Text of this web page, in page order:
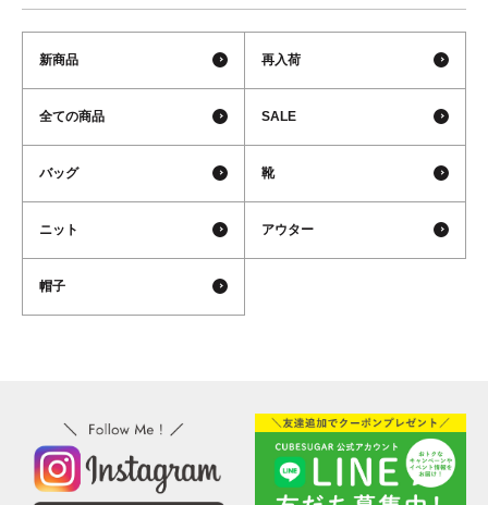
新商品 再入荷
全ての商品 SALE
バッグ 靴
ニット アウター
帽子